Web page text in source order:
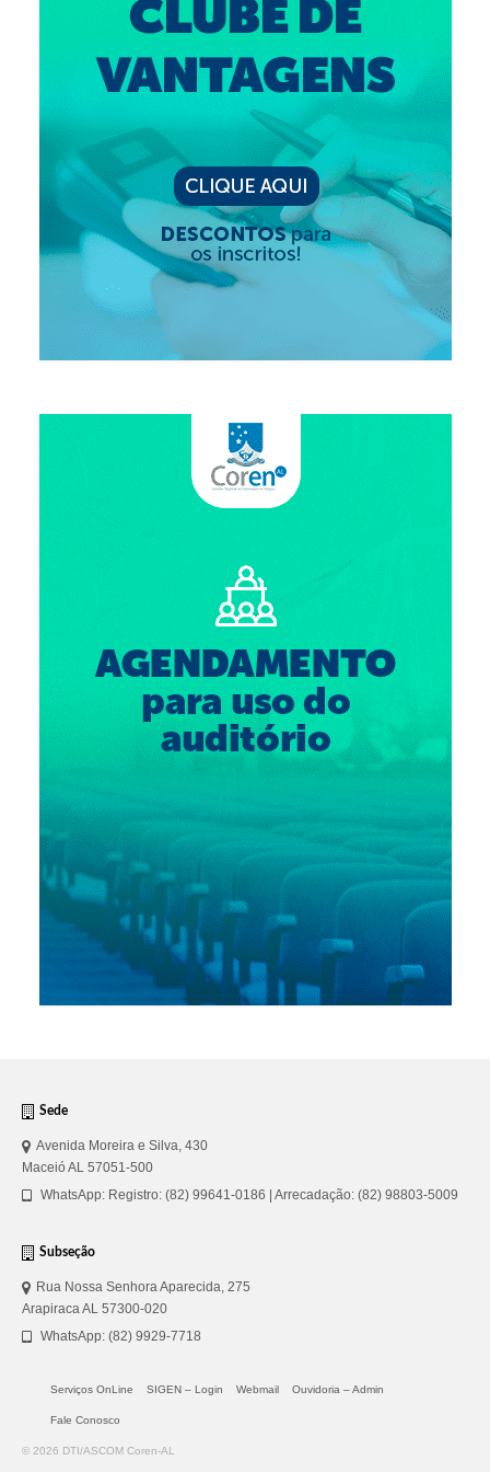
Editais e licitação
Fiscalização
Responsabilidade Técnica
Legislações
Decisões
Portarias
Resoluções
Desagravo Público
Censura Pública
Suspensão do Exercício Profissional
Procedimento para registro
Valores dos serviços
Reserva de auditório
Ouvidoria
Contatos
Fale Conosco
NEP
Sede
Avenida Moreira e Silva, 430
Maceió AL 57051-500
WhatsApp: Registro: (82) 99641-0186 | Arrecadação: (82) 98803-5009
Subseção
Rua Nossa Senhora Aparecida, 275
Arapiraca AL 57300-020
WhatsApp: (82) 9929-7718
Serviços OnLine SIGEN – Login Webmail Ouvidoria – Admin
Fale Conosco
© 2026 DTI/ASCOM Coren-AL